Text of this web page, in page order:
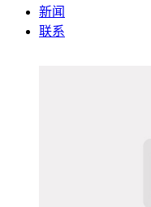
新闻
联系